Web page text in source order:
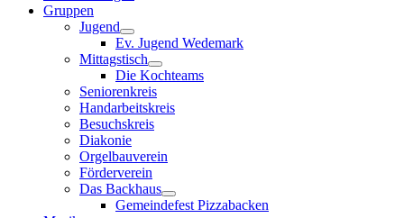
Gruppen
Jugend
Ev. Jugend Wedemark
Mittagstisch
Die Kochteams
Seniorenkreis
Handarbeitskreis
Besuchskreis
Diakonie
Orgelbauverein
Förderverein
Das Backhaus
Gemeindefest Pizzabacken